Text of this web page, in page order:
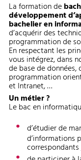
La formation de
développement
bachelier en
d’acquérir des
programmation de
En respectant les
vous intégrez, dans
de base de
programmation
et Intranet, …
Un métier ?
Le bac en
d’étudier de
d’informations
correspondants